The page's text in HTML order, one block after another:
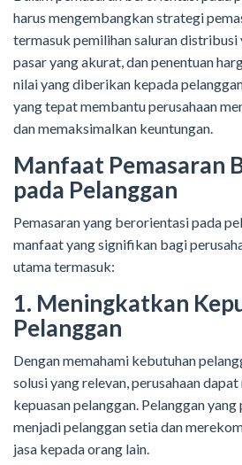
harus mengembangkan strategi
termasuk pemilihan saluran distribusi
pasar yang akurat, dan penentuan
nilai yang diberikan kepada
yang tepat membantu perusahaan
dan memaksimalkan keuntungan.
Manfaat Pemasaran
pada Pelanggan
Pemasaran yang berorientasi pada
manfaat yang signifikan bagi
utama termasuk:
1. Meningkatkan
Pelanggan
Dengan memahami kebutuhan
solusi yang relevan, perusahaan
kepuasan pelanggan. Pelanggan yang
menjadi pelanggan setia dan
jasa kepada orang lain.